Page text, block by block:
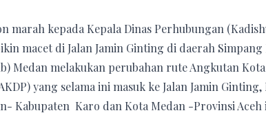
marah kepada Kepala Dinas Perhubungan
macet di Jalan Jamin Ginting di daerah Simpang
Medan melakukan perubahan rute Angkutan
yang selama ini masuk ke Jalan Jamin Ginting,
Kabupaten Karo dan Kota Medan -Provinsi Aceh